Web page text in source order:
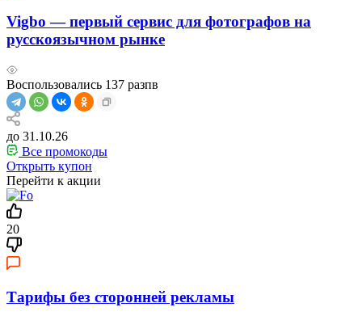
Vigbo — первый сервис для фотографов на
русскоязычном рынке
Воспользовались 137 разпв
до 31.10.26
Все промокоды
Открыть купон
Перейти к акции
20
Тарифы без сторонней рекламы